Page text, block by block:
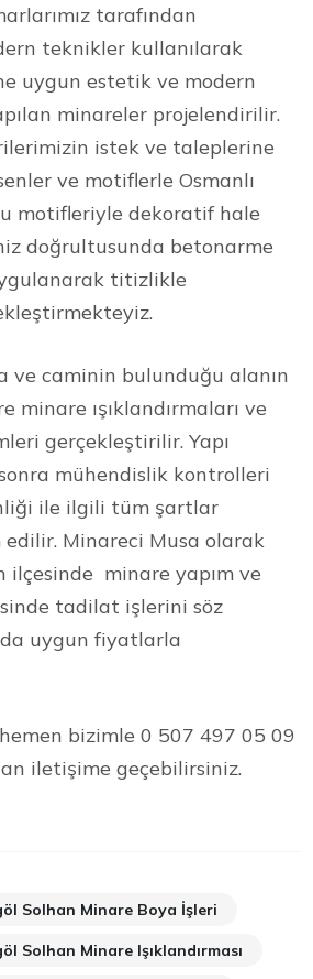
tarafından
teknikler kullanılarak
uygun estetik ve modern
minareler projelendirilir.
istek ve taleplerine
ve motiflerle Osmanlı
motifleriyle dekoratif hale
doğrultusunda betonarme
titizlikle
ve caminin bulunduğu alanın
minare ışıklandırmaları ve
gerçekleştirilir. Yapı
mühendislik kontrolleri
ile ilgili tüm şartlar
Minareci Musa olarak
ilçesinde minare yapım ve
tadilat işlerini söz
uygun fiyatlarla
bizimle 0 507 497 05 09
iletişime geçebilirsiniz.
Solhan Minare Boya İşleri
Solhan Minare Işıklandırması